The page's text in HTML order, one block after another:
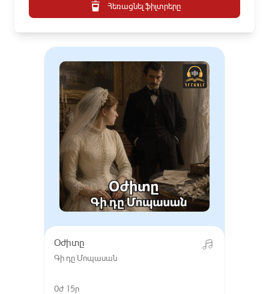
Հեռացնել ֆիլտրերը
Օժիտը
Գի դը Մոպասան
0ժ 15ր